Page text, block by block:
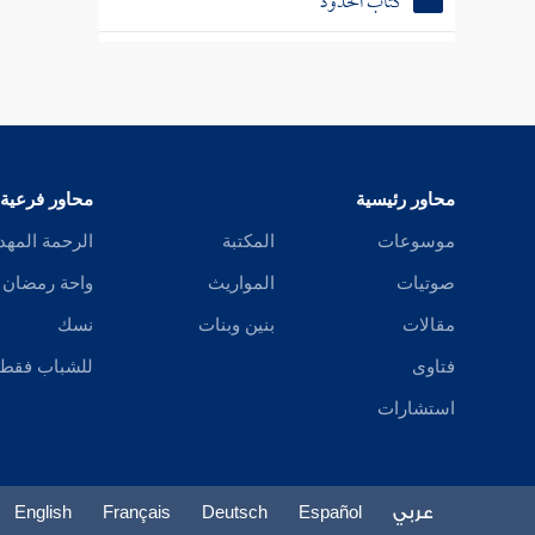
كتاب الأطعمة
كتاب الجهاد
كتاب العتق
وقد
محاور رئيسية
موسوعات
صوتيات
مقالات
فتاوى
استشارات
المكتبة
المواريث
بنين وبنات
محاور فرعية
الرحمة
واحة رمضان
نسك
للشباب فقط
عربي Español
Deutsch
Français
English